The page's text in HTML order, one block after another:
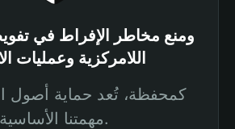
ومنع مخاطر الإفراط في
اللامركزية وعمليات
كمحفظة، تُعد حماية أصول
مهمتنا الأساسية.